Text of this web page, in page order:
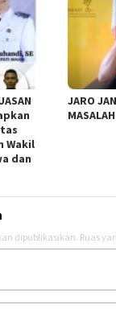
Wakil
dan
JARO
dipublikasikan. Ruas